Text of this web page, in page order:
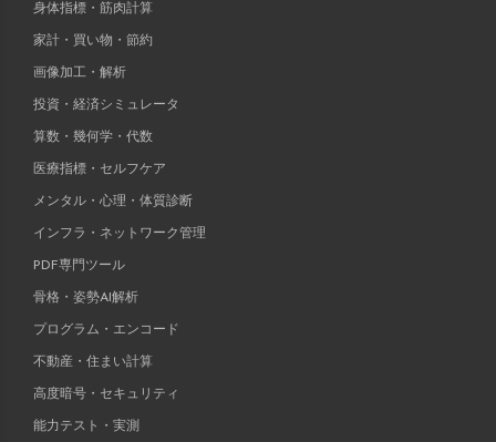
身体指標・筋肉計算
家計・買い物・節約
画像加工・解析
投資・経済シミュレータ
算数・幾何学・代数
医療指標・セルフケア
メンタル・心理・体質診断
インフラ・ネットワーク管理
PDF専門ツール
骨格・姿勢AI解析
プログラム・エンコード
不動産・住まい計算
高度暗号・セキュリティ
能力テスト・実測